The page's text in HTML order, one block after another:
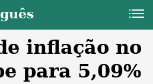
inflação no
para 5,09%